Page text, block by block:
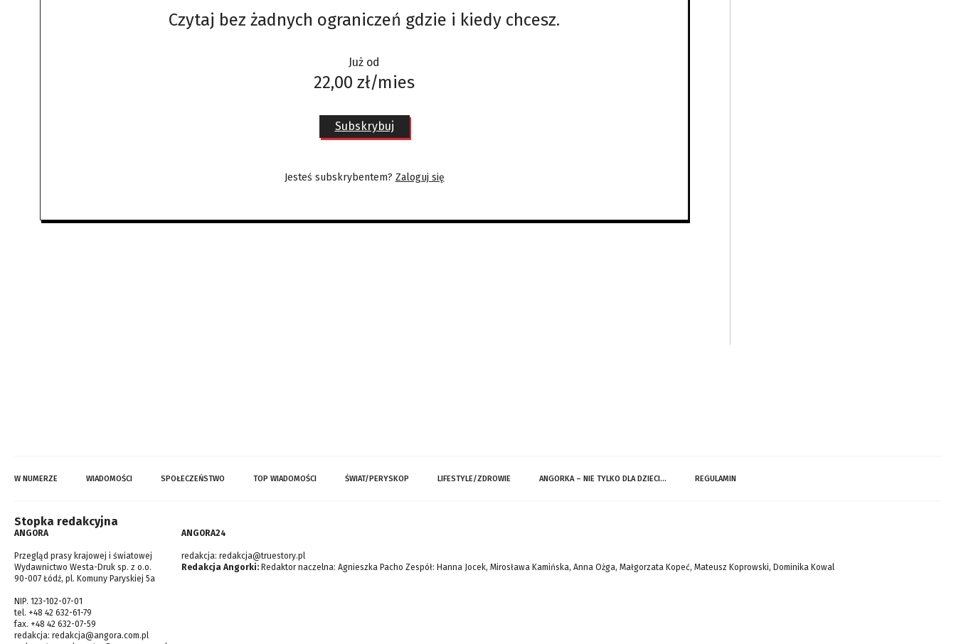
Czytaj bez żadnych ograniczeń gdzie i kiedy chcesz.
Już od
22,00 zł/mies
Subskrybuj
Jesteś subskrybentem? Zaloguj się
W NUMERZE WIADOMOŚCI SPOŁECZEŃSTWO TOP WIADOMOŚCI ŚWIAT/PERYSKOP LIFESTYLE/ZDROWIE ANGORKA – NIE TYLKO DLA DZIECI… REGULAMIN
Stopka redakcyjna
ANGORA
Przegląd prasy krajowej i światowej
Wydawnictwo Westa-Druk sp. z o.o.
90-007 Łódź, pl. Komuny Paryskiej 5a
NIP. 123-102-07-01
tel. +48 42 632-61-79
fax. +48 42 632-07-59
redakcja: redakcja@angora.com.pl
ANGORA24
redakcja: redakcja@truestory.pl
Redakcja Angorki: Redaktor naczelna: Agnieszka Pacho Zespół: Hanna Jocek, Mirosława Kamińska, Anna Ożga, Małgorzata Kopeć, Mateusz Koprowski, Dominika Kowal